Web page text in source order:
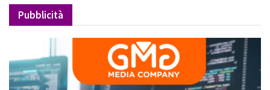
Pubblicità